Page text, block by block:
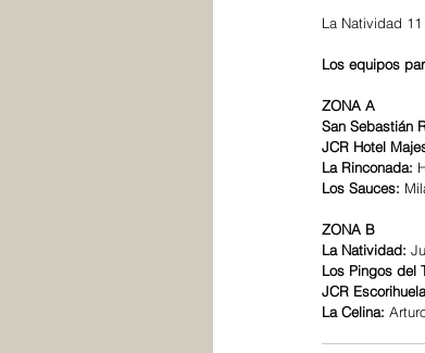
La Natividad
Los equipos
ZONA A
San Sebastián
JCR Hotel
La Rinconada:
Los Sauces:
ZONA B
La Natividad:
Los Pingos del
JCR
La Celina: